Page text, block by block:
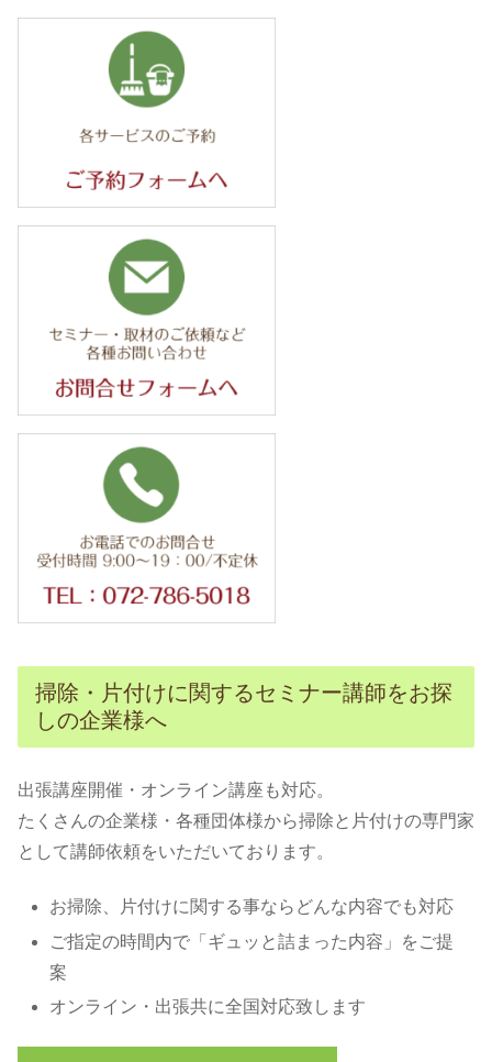
掃除・片付けに関するセミナー講師をお探
しの企業様へ
出張講座開催・オンライン講座も対応。
たくさんの企業様・各種団体様から掃除と片付けの専門家
として講師依頼をいただいております。
お掃除、片付けに関する事ならどんな内容でも対応
ご指定の時間内で「ギュッと詰まった内容」をご提
案
オンライン・出張共に全国対応致します